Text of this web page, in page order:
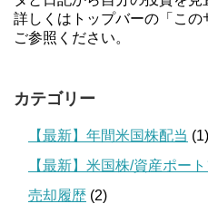
詳しくはトップバーの「こ
ご参照ください。
カテゴリー
【最新】年間米国株配当 (1)
【最新】米国株/資産ポー
売却履歴 (2)